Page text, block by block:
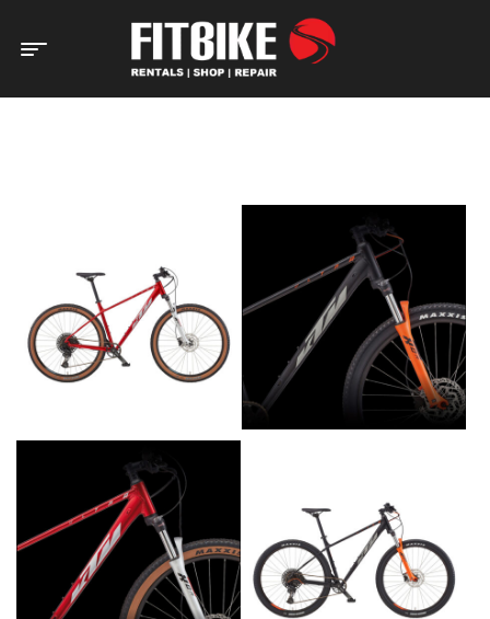
Bicicletas BTT Hardtail
Ultra Fun (Aluminium)